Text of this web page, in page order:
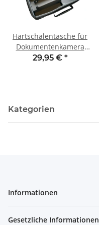
Hartschalentasche für
Dokumentenkamera
Jourist DC80/DC530
29,95 € *
Kategorien
Informationen
Gesetzliche Informationen